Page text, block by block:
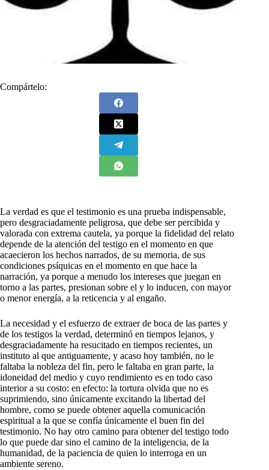
Compártelo:
La verdad es que el testimonio es una prueba indispensable,
pero desgraciadamente peligrosa, que debe ser percibida y
valorada con extrema cautela, ya porque la fidelidad del relato
depende de la atención del testigo en el momento en que
acaecieron los hechos narrados, de su memoria, de sus
condiciones psíquicas en el momento en que hace la
narración, ya porque a menudo los intereses que juegan en
torno a las partes, presionan sobre el y lo inducen, con mayor
o menor energía, a la reticencia y al engaño.
La necesidad y el esfuerzo de extraer de boca de las partes y
de los testigos la verdad, determinó en tiempos lejanos, y
desgraciadamente ha resucitado en tiempos recientes, un
instituto al que antiguamente, y acaso hoy también, no le
faltaba la nobleza del fin, pero le faltaba en gran parte, la
idoneidad del medio y cuyo rendimiento es en todo caso
interior a su costo: en efecto: la tortura olvida que no es
suprimiendo, sino únicamente excitando la libertad del
hombre, como se puede obtener aquella comunicación
espiritual a la que se confía únicamente el buen fin del
testimonio. No hay otro camino para obtener del testigo todo
lo que puede dar sino el camino de la inteligencia, de la
humanidad, de la paciencia de quien lo interroga en un
ambiente sereno.